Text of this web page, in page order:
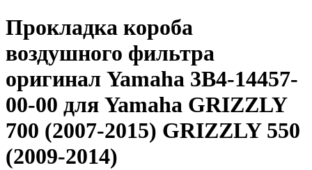
Прокладка короба
воздушного фильтра
оригинал Yamaha 3B4-14457-
00-00 для Yamaha GRIZZLY
700 (2007-2015) GRIZZLY 550
(2009-2014)